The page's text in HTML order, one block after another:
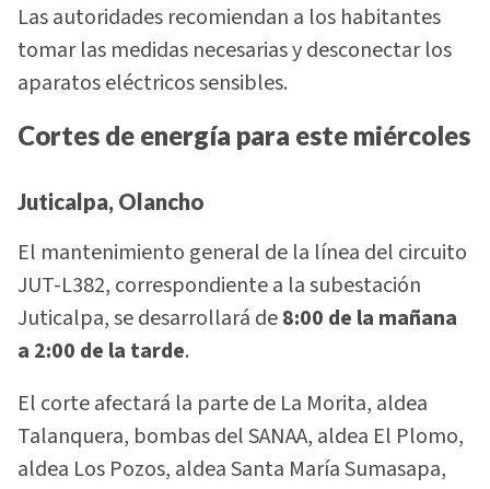
Las autoridades recomiendan a los habitantes
tomar las medidas necesarias y desconectar los
aparatos eléctricos sensibles.
Cortes de energía para este miércoles
Juticalpa, Olancho
El mantenimiento general de la línea del circuito
JUT-L382, correspondiente a la subestación
Juticalpa, se desarrollará de8:00 de la mañana
a 2:00 de la tarde.
El corte afectará la parte de La Morita, aldea
Talanquera, bombas del SANAA, aldea El Plomo,
aldea Los Pozos, aldea Santa María Sumasapa,